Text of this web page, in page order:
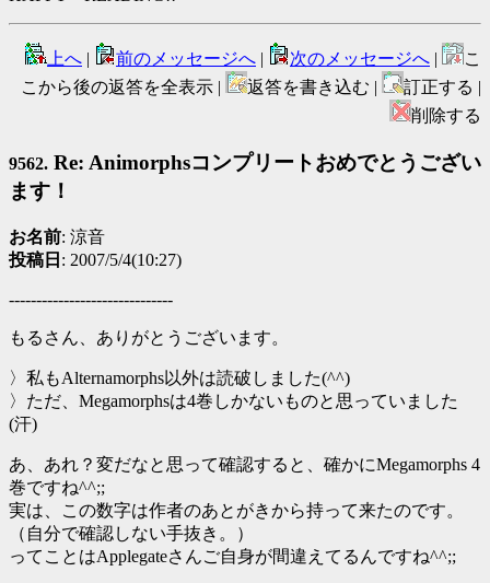
上へ | 前のメッセージへ | 次のメッセージへ |
こ
こから後の返答を全表示 |
返答を書き込む |
訂正する |
削除する
9562. Re: Animorphsコンプリートおめでとうござい
ます！
お名前: 涼音
投稿日 : 2007/5/4(10:27)
------------------------------
もるさん、ありがとうございます。
〉私もAlternamorphs以外は読破しました(^^)
〉ただ、Megamorphsは4巻しかないものと思っていました
(汗)
あ、あれ？変だなと思って確認すると、確かにMegamorphs 4
巻ですね^^;;
実は、この数字は作者のあとがきから持って来たのです。
（自分で確認しない手抜き。）
ってことはApplegateさんご自身が間違えてるんですね^^;;